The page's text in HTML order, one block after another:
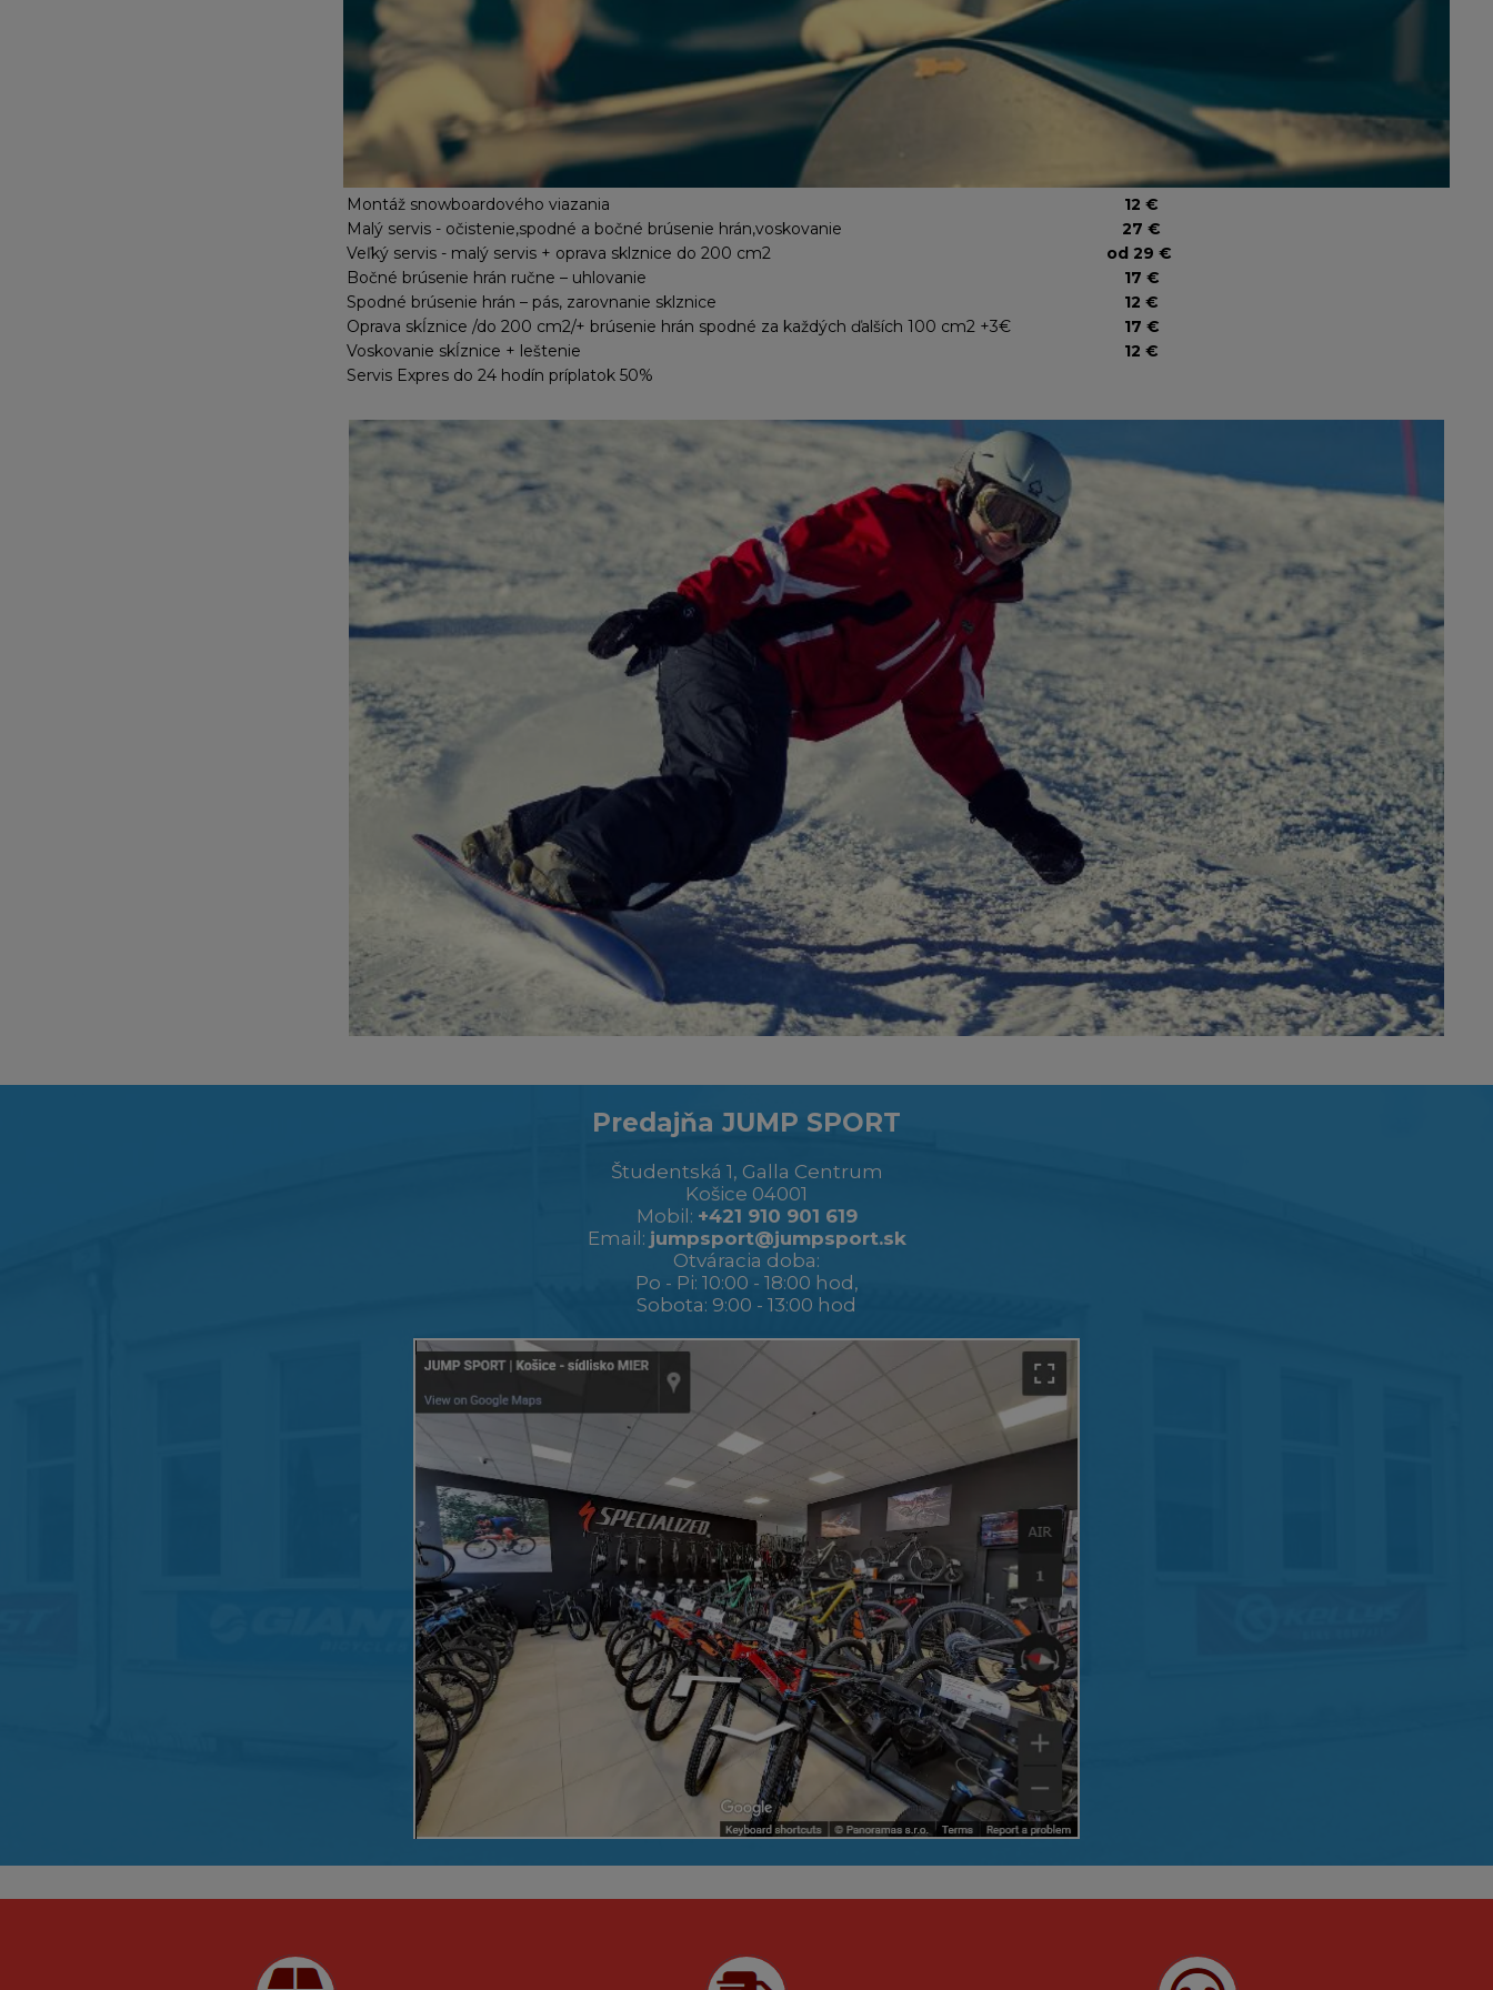
Montáž snowboardového viazania
12 €
Malý servis - očistenie,spodné a bočné brúsenie hrán,voskovanie
27 €
Veľký servis - malý servis + oprava sklznice do 200 cm2
od 29 €
Bočné brúsenie hrán ručne – uhlovanie
17 €
Spodné brúsenie hrán – pás, zarovnanie sklznice
12 €
Oprava skĺznice /do 200 cm2/+ brúsenie hrán spodné za každých ďalších 100 cm2 +3€
17 €
Voskovanie skĺznice + leštenie
12 €
Servis Expres do 24 hodín príplatok 50%
Predajňa JUMP SPORT
Študentská 1, Galla Centrum
Košice 04001
Mobil: +421 910 901 619
Email: jumpsport@jumpsport.sk
Otváracia doba:
Po - Pi: 10:00 - 18:00 hod,
Sobota: 9:00 - 13:00 hod